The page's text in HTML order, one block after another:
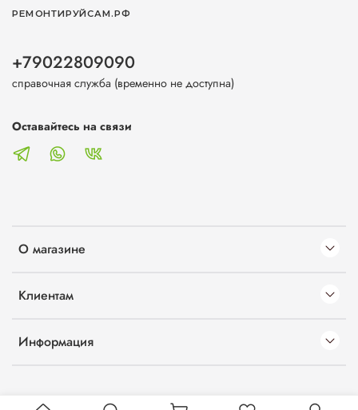
О магазине
Клиентам
Информация
РЕМОНТИРУЙСАМ.РФ
+79022809090
справочная служба (временно не доступна)
Оставайтесь на связи